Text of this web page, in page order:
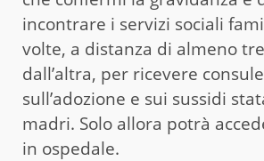
incontrare i servizi sociali
volte, a distanza di almeno
dall’altra, per ricevere
sull’adozione e sui sussidi
madri. Solo allora potrà
in ospedale.